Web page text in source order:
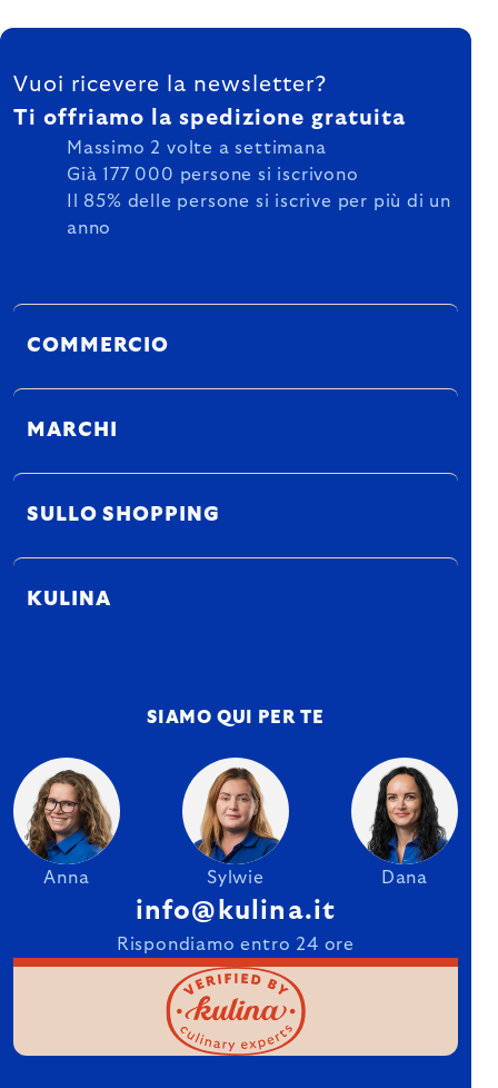
FOOTER
Vuoi ricevere la newsletter?
Ti offriamo la spedizione gratuita
Massimo 2 volte a settimana
Già 177 000 persone si iscrivono
Il 85% delle persone si iscrive per più di un
anno
COMMERCIO
MARCHI
SULLO SHOPPING
KULINA
SIAMO QUI PER TE
Anna Sylwie Dana
info@kulina.it
Rispondiamo entro 24 ore